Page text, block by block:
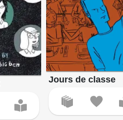
Jours de classe